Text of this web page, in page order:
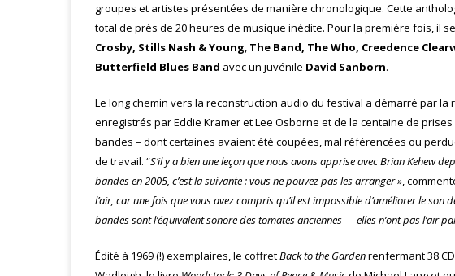
groupes et artistes présentées de manière chronologique. Cette
total de près de 20 heures de musique inédite. Pour la première fois, il
Crosby, Stills Nash & Young, The Band, The Who, Creedence
Butterfield Blues Band avec un juvénile David Sanborn.
Le long chemin vers la reconstruction audio du festival a démarré par la
enregistrés par Eddie Kramer et Lee Osborne et de la centaine de
bandes – dont certaines avaient été coupées, mal référencées ou
de travail. “S’il y a bien une leçon que nous avons apprise avec Brian Kehew
bandes en 2005, c’est la suivante : vous ne pouvez pas les arranger »,
l’air, car une fois que vous avez compris qu’il est impossible d’améliorer le son
bandes sont l’équivalent sonore des tomates anciennes — elles n’ont pas l’air
Édité à 1969 (!) exemplaires, le coffretBack to the Gardenrenfermant 38